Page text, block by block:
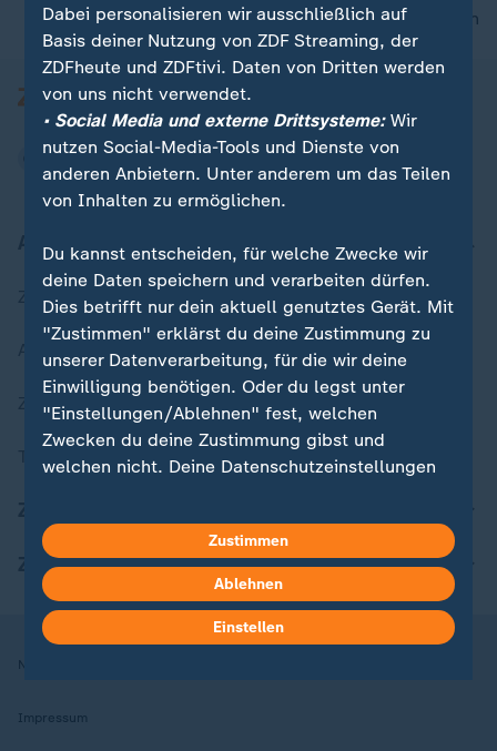
nach oben
Aktuell bei ZDFheute
Zuletzt veröffentlicht
Aktuelle Sendungs-Videos
ZDFheute Stories
Themen im Überblick
ZDFheute Apps
Nutzungsbedingungen
Impressum
Dabei personalisieren wir ausschließlich auf
Basis deiner Nutzung von ZDF Streaming, der
ZDFheute und ZDFtivi. Daten von Dritten werden
von uns nicht verwendet.
• Social Media und externe Drittsysteme:Wir
nutzen Social-Media-Tools und Dienste von
anderen Anbietern. Unter anderem um das Teilen
von Inhalten zu ermöglichen.
Du kannst entscheiden, für welche Zwecke wir
deine Daten speichern und verarbeiten dürfen.
Dies betrifft nur dein aktuell genutztes Gerät. Mit
"Zustimmen" erklärst du deine Zustimmung zu
unserer Datenverarbeitung, für die wir deine
Einwilligung benötigen. Oder du legst unter
"Einstellungen/Ablehnen" fest, welchen
Zwecken du deine Zustimmung gibst und
welchen nicht. Deine Datenschutzeinstellungen
in deinen Einstellungen widerrufen oder ändern.
Hier findest du das Impressum.
Weitere Informationen findest du in unserer
Datenschutzerklärung.
Zustimmen
Ablehnen
Einstellen